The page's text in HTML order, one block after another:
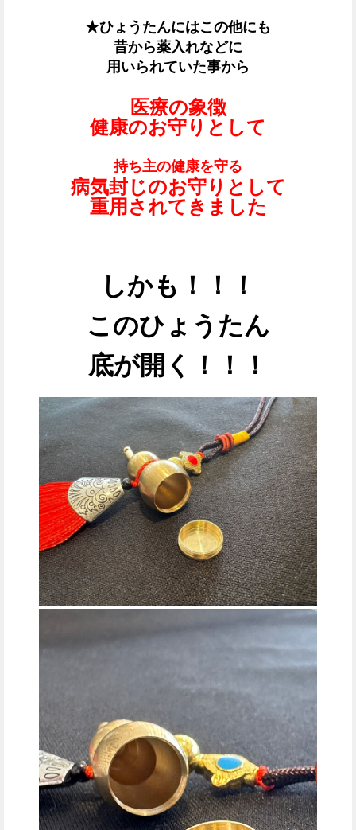
★ひょうたんにはこの他にも
昔から薬入れなどに
用いられていた事から
医療の象徴
健康のお守りとして
持ち主の健康を守る
病気封じのお守りとして
重用されてきました
しかも！！！
このひょうたん
底が開く！！！